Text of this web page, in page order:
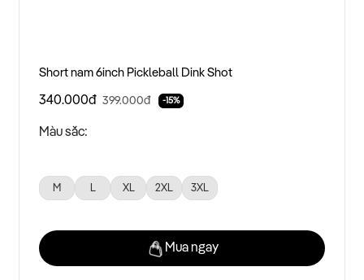
Short nam 6inch Pickleball Dink Shot
340.000đ 399.000đ -15%
Màu sắc:
M L XL 2XL 3XL
Mua ngay